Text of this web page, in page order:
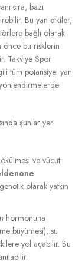
sıra, bazı
Bu yan etkiler,
bağlı olarak
önce bu risklerin
Takviye Spor
tüm potansiyel yan
şunlar yer
ve vücut
olarak yatkın
hormonuna
büyümesi), su
yol açabilir. Bu